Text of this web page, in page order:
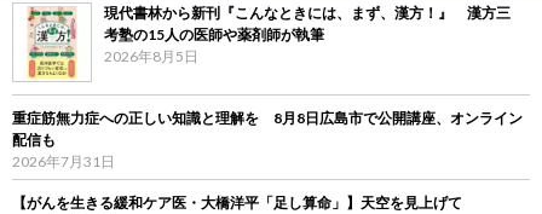
現代書林から新刊『こんなときには、まず、漢方！』 漢方三
考塾の15人の医師や薬剤師が執筆
2026年8月5日
重症筋無力症への正しい知識と理解を 8月8日広島市で公開講座、オンライン
配信も
2026年7月31日
【がんを生きる緩和ケア医・大橋洋平「足し算命」】天空を見上げて